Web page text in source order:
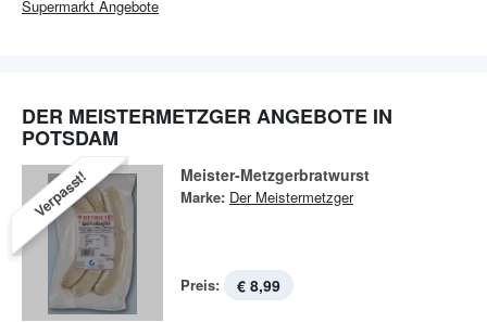
Supermarkt Angebote
DER MEISTERMETZGER ANGEBOTE IN
POTSDAM
Verpasst! Meister-Metzgerbratwurst
Marke: Der Meistermetzger
Preis: € 8,99